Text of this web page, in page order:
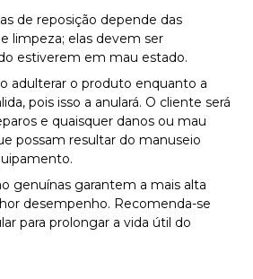
de reposição depende das
limpeza; elas devem ser
estiverem em mau estado.
adulterar o produto enquanto a
pois isso a anulará. O cliente será
e quaisquer danos ou mau
possam resultar do manuseio
genuínas garantem a mais alta
desempenho. Recomenda-se
para prolongar a vida útil do